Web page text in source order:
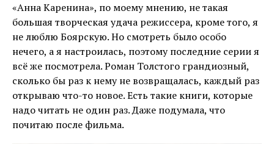
«Анна Каренина», по моему мнению, не такая
большая творческая удача режиссера, кроме того, я
не люблю Боярскую. Но смотреть было особо
нечего, а я настроилась, поэтому последние серии я
всё же посмотрела. Роман Толстого грандиозный,
сколько бы раз к нему не возвращалась, каждый раз
открываю что-то новое. Есть такие книги, которые
надо читать не один раз. Даже подумала, что
почитаю после фильма.